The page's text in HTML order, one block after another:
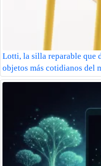
Lotti, la silla reparable que
objetos más cotidianos del